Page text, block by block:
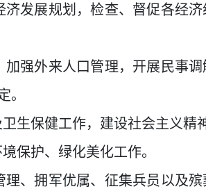
发展规划，检查、督促各经
强外来人口管理，开展民事
。
生保健工作，建设社会主义精
保护、绿化美化工作。
、拥军优属、征集兵员以及